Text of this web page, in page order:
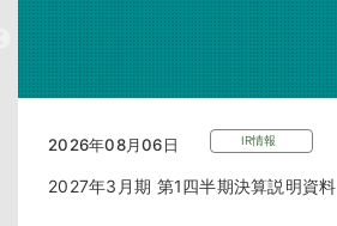
2026年08月06日 IR情報
2027年3月期 第1四半期決算説明資料